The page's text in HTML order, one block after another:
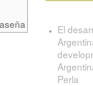
El
Perla